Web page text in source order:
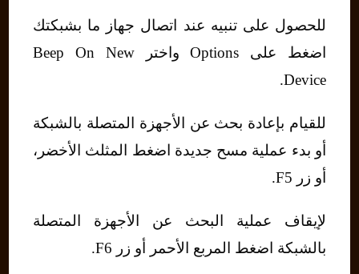
للحصول على تنبيه عند اتصال جهاز ما بشبكتك
اضغط على Options واختر Beep On New
Device.
للقيام بإعادة بحث عن الأجهزة المتصلة بالشبكة
أو بدء عملية مسح جديدة اضغط المثلث الأخضر،
أو زر F5.
لإيقاف عملية البحث عن الأجهزة المتصلة
بالشبكة اضغط المربع الأحمر أو زر F6.